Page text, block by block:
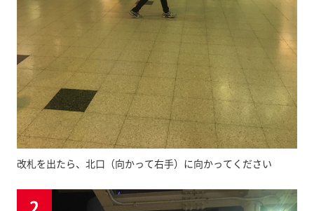
改札を出たら、北口（向かって右手）に向かってください